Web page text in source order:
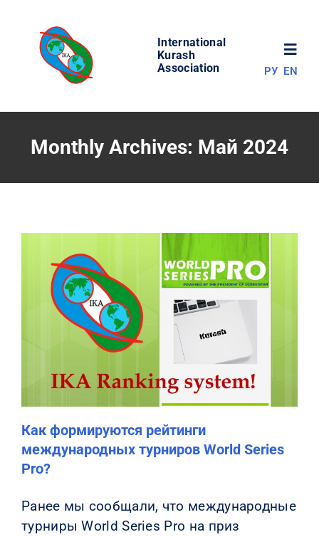
content
International
Kurash
Association
МИР КУРАША
РЕЗУЛЬТАТЫ
РУ EN
Monthly Archives: Май 2024
Как формируются рейтинги
международных турниров World Series
Pro?
Ранее мы сообщали, что международные
турниры World Series Pro на приз